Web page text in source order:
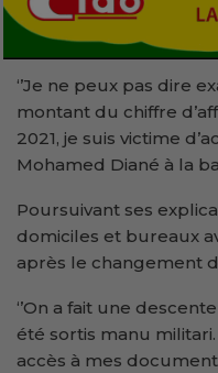
‘’Je ne peux pas dire
montant du chiffre
2021, je suis victime
Mohamed Diané à la
Poursuivant ses
domiciles et bureaux
après le changement
‘’On a fait une
été sortis manu militari.
accès à mes